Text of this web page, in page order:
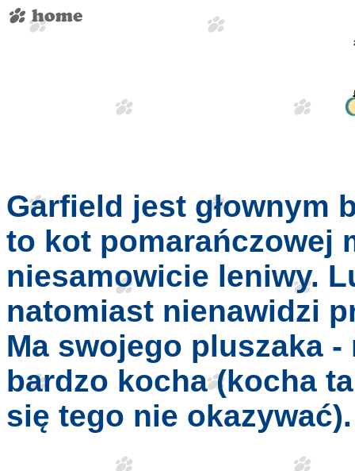
Garfield jest głownym
to kot pomarańczowej
niesamowicie leniwy.
natomiast nienawidzi
Ma swojego pluszaka
bardzo kocha (kocha
się tego nie okazywać).